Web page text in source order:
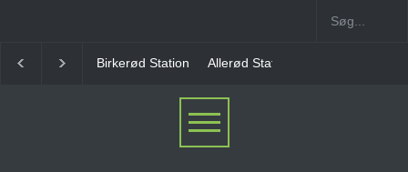
Station Allerød Station Favrholm Station